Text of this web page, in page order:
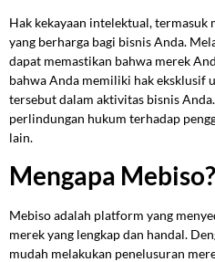
Hak kekayaan intelektual, termasuk
yang berharga bagi bisnis Anda.
dapat memastikan bahwa merek
bahwa Anda memiliki hak eksklusif
tersebut dalam aktivitas bisnis
perlindungan hukum terhadap
lain.
Mengapa Mebiso?
Mebiso adalah platform yang
merek yang lengkap dan handal.
mudah melakukan penelusuran